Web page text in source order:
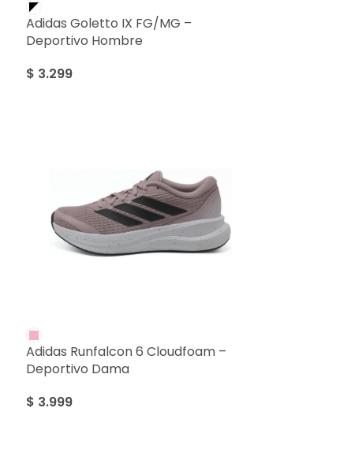
Adidas Goletto IX FG/MG –
Deportivo Hombre
$ 3.299
Adidas Runfalcon 6 Cloudfoam –
Deportivo Dama
$ 3.999